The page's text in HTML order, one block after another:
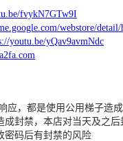
fvykN7GTw9I
webstore/
youtu.be/yQav9avmNdc
应，都是使用公用梯子造
成封禁，本店对当天及之后
密码后有封禁的风险